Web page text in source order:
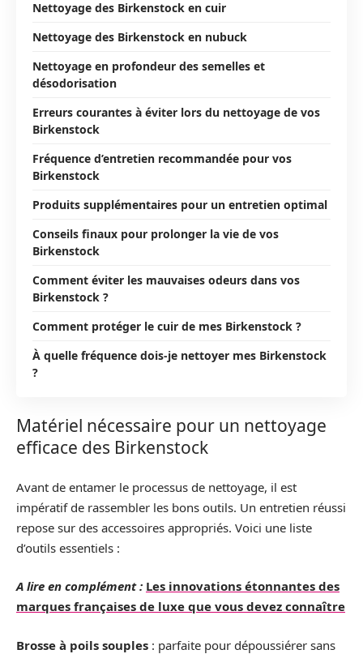
Nettoyage des Birkenstock en cuir
Nettoyage des Birkenstock en nubuck
Nettoyage en profondeur des semelles et
désodorisation
Erreurs courantes à éviter lors du nettoyage de vos
Birkenstock
Fréquence d’entretien recommandée pour vos
Birkenstock
Produits supplémentaires pour un entretien optimal
Conseils finaux pour prolonger la vie de vos
Birkenstock
Comment éviter les mauvaises odeurs dans vos
Birkenstock ?
Comment protéger le cuir de mes Birkenstock ?
À quelle fréquence dois-je nettoyer mes Birkenstock
?
Matériel nécessaire pour un nettoyage
efficace des Birkenstock
Avant de entamer le processus de nettoyage, il est
impératif de rassembler les bons outils. Un entretien réussi
repose sur des accessoires appropriés. Voici une liste
d’outils essentiels :
A lire en complément : Les innovations étonnantes des
marques françaises de luxe que vous devez connaître
Brosse à poils souples : parfaite pour dépoussiérer sans